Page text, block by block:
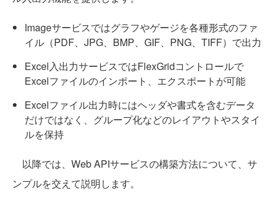
Imageサービスではグラフやゲージを各種形式のファ
イル（PDF、JPG、BMP、GIF、PNG、TIFF）で出力
Excel入出力サービスではFlexGridコントロールで
Excelファイルのインポート、エクスポートが可能
Excelファイル出力時にはヘッダや書式を含むデータ
だけではなく、グループ化などのレイアウトやスタイ
ルを保持
以降では、Web APIサービスの構築方法について、サ
ンプルを交えて説明します。